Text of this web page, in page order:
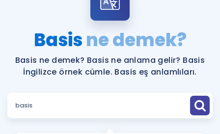
ÜYE DEĞİLİM
Remzi Hoca ile seni sınava hazırlayacak onlarca eğitim seni
bekliyor!
Faydalı Araçlar
Sözlük
Basisne demek?
Basis ne demek? Basis ne anlama gelir? Basis
İngilizce örnek cümle. Basis eş anlamlıları.